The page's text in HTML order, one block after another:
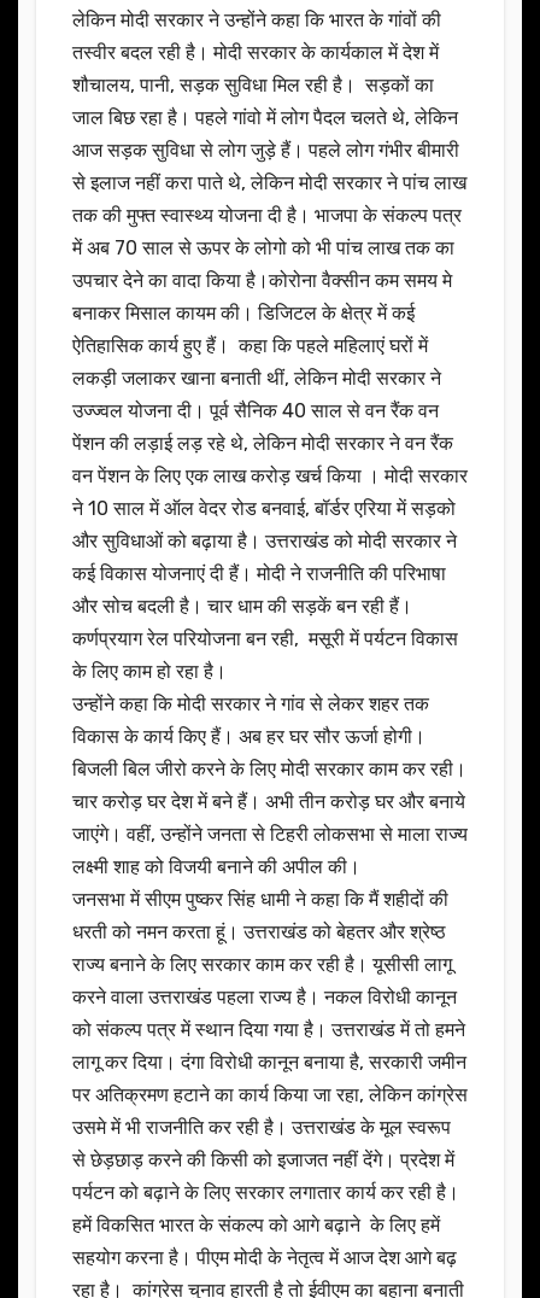
लेकिन मोदी सरकार ने उन्होंने कहा कि भारत के गांवों की
तस्वीर बदल रही है। मोदी सरकार के कार्यकाल में देश में
शौचालय, पानी, सड़क सुविधा मिल रही है। सड़कों का
जाल बिछ रहा है। पहले गांवो में लोग पैदल चलते थे, लेकिन
आज सड़क सुविधा से लोग जुड़े हैं। पहले लोग गंभीर बीमारी
से इलाज नहीं करा पाते थे, लेकिन मोदी सरकार ने पांच लाख
तक की मुफ्त स्वास्थ्य योजना दी है। भाजपा के संकल्प पत्र
में अब 70 साल से ऊपर के लोगो को भी पांच लाख तक का
उपचार देने का वादा किया है।कोरोना वैक्सीन कम समय मे
बनाकर मिसाल कायम की। डिजिटल के क्षेत्र में कई
ऐतिहासिक कार्य हुए हैं। कहा कि पहले महिलाएं घरों में
लकड़ी जलाकर खाना बनाती थीं, लेकिन मोदी सरकार ने
उज्ज्वल योजना दी। पूर्व सैनिक 40 साल से वन रैंक वन
पेंशन की लड़ाई लड़ रहे थे, लेकिन मोदी सरकार ने वन रैंक
वन पेंशन के लिए एक लाख करोड़ खर्च किया । मोदी सरकार
ने 10 साल में ऑल वेदर रोड बनवाई, बॉर्डर एरिया में सड़को
और सुविधाओं को बढ़ाया है। उत्तराखंड को मोदी सरकार ने
कई विकास योजनाएं दी हैं। मोदी ने राजनीति की परिभाषा
और सोच बदली है। चार धाम की सड़कें बन रही हैं।
कर्णप्रयाग रेल परियोजना बन रही, मसूरी में पर्यटन विकास
के लिए काम हो रहा है।
उन्होंने कहा कि मोदी सरकार ने गांव से लेकर शहर तक
विकास के कार्य किए हैं। अब हर घर सौर ऊर्जा होगी।
बिजली बिल जीरो करने के लिए मोदी सरकार काम कर रही।
चार करोड़ घर देश में बने हैं। अभी तीन करोड़ घर और बनाये
जाएंगे। वहीं, उन्होंने जनता से टिहरी लोकसभा से माला राज्य
लक्ष्मी शाह को विजयी बनाने की अपील की।
जनसभा में सीएम पुष्कर सिंह धामी ने कहा कि मैं शहीदों की
धरती को नमन करता हूं। उत्तराखंड को बेहतर और श्रेष्ठ
राज्य बनाने के लिए सरकार काम कर रही है। यूसीसी लागू
करने वाला उत्तराखंड पहला राज्य है। नकल विरोधी कानून
को संकल्प पत्र में स्थान दिया गया है। उत्तराखंड में तो हमने
लागू कर दिया। दंगा विरोधी कानून बनाया है, सरकारी जमीन
पर अतिक्रमण हटाने का कार्य किया जा रहा, लेकिन कांग्रेस
उसमे में भी राजनीति कर रही है। उत्तराखंड के मूल स्वरूप
से छेड़छाड़ करने की किसी को इजाजत नहीं देंगे। प्रदेश में
पर्यटन को बढ़ाने के लिए सरकार लगातार कार्य कर रही है।
हमें विकसित भारत के संकल्प को आगे बढ़ाने के लिए हमें
सहयोग करना है। पीएम मोदी के नेतृत्व में आज देश आगे बढ़
रहा है। कांग्रेस चुनाव हारती है तो ईवीएम का बहाना बनाती